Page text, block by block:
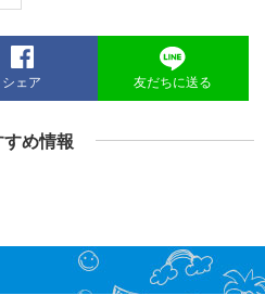
シェア 友だちに送る
すめ情報